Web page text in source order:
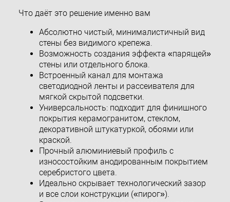
Что даёт это решение именно вам
Абсолютно чистый, минималистичный вид
стены без видимого крепежа.
Возможность создания эффекта «парящей»
стены или отдельного блока.
Встроенный канал для монтажа
светодиодной ленты и рассеивателя для
мягкой скрытой подсветки.
Универсальность: подходит для финишного
покрытия керамогранитом, стеклом,
декоративной штукатуркой, обоями или
краской.
Прочный алюминиевый профиль с
износостойким анодированным покрытием
серебристого цвета.
Идеально скрывает технологический зазор
и все слои конструкции («пирог»).